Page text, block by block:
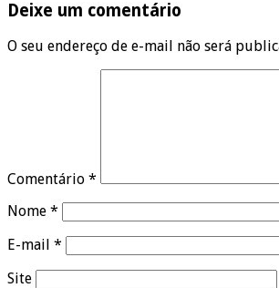
Deixe um comentário
O seu endereço de e-mail não será
Comentário *
Nome *
E-mail *
Site